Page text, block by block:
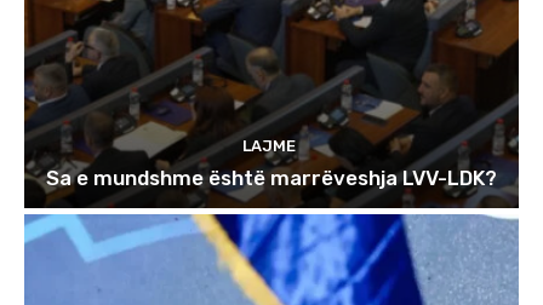
LAJME
Sa e mundshme është marrëveshja LVV-LDK?